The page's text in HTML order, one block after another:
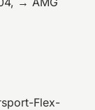
Flex-